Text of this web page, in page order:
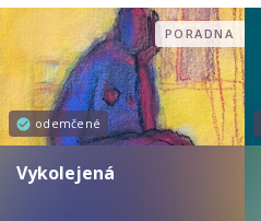
odemčené
PORADNA
Vykolejená